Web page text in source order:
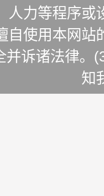
人力等程序
自使用本网
并诉诸法律。
知